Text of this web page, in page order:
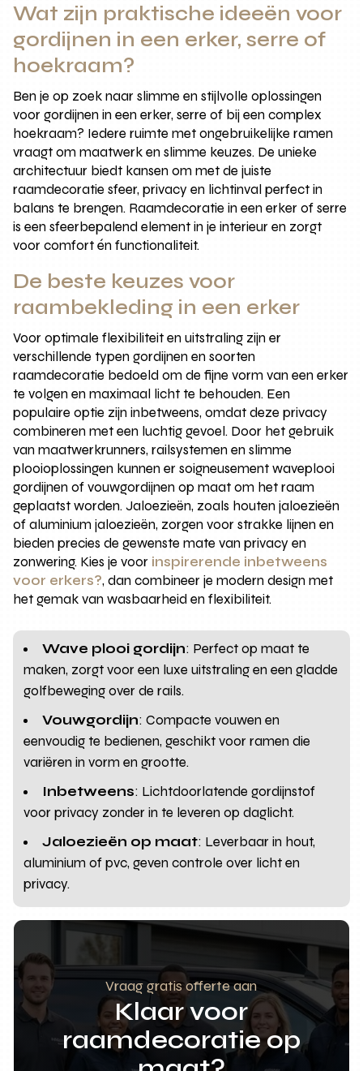
Wat zijn praktische ideeën voor
gordijnen in een erker, serre of
hoekraam?
Ben je op zoek naar slimme en stijlvolle oplossingen
voor gordijnen in een erker, serre of bij een complex
hoekraam? Iedere ruimte met ongebruikelijke ramen
vraagt om maatwerk en slimme keuzes. De unieke
architectuur biedt kansen om met de juiste
raamdecoratie sfeer, privacy en lichtinval perfect in
balans te brengen. Raamdecoratie in een erker of serre
is een sfeerbepalend element in je interieur en zorgt
voor comfort én functionaliteit.
De beste keuzes voor
raambekleding in een erker
Voor optimale flexibiliteit en uitstraling zijn er
verschillende typen gordijnen en soorten
raamdecoratie bedoeld om de fijne vorm van een erker
te volgen en maximaal licht te behouden. Een
populaire optie zijn inbetweens, omdat deze privacy
combineren met een luchtig gevoel. Door het gebruik
van maatwerkrunners, railsystemen en slimme
plooioplossingen kunnen er soigneusement waveplooi
gordijnen of vouwgordijnen op maat om het raam
geplaatst worden. Jaloezieën, zoals houten jaloezieën
of aluminium jaloezieën, zorgen voor strakke lijnen en
bieden precies de gewenste mate van privacy en
zonwering. Kies je voor inspirerende inbetweens
voor erkers?, dan combineer je modern design met
het gemak van wasbaarheid en flexibiliteit.
Wave plooi gordijn: Perfect op maat te
maken, zorgt voor een luxe uitstraling en een gladde
golfbeweging over de rails.
Vouwgordijn: Compacte vouwen en
eenvoudig te bedienen, geschikt voor ramen die
variëren in vorm en grootte.
Inbetweens: Lichtdoorlatende gordijnstof
voor privacy zonder in te leveren op daglicht.
Jaloezieën op maat: Leverbaar in hout,
aluminium of pvc, geven controle over licht en
privacy.
Vraag gratis offerte aan
Klaar voor
raamdecoratie op